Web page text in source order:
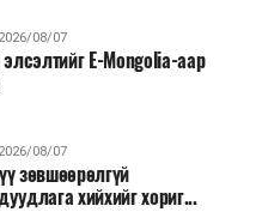
2026/08/07
элсэлтийг E-Mongolia-аар
2026/08/07
зөвшөөрөлгүй
хийхийг хориг...